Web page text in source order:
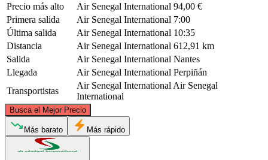
Precio más alto
Air Senegal International 94,00 €
Primera salida
Air Senegal International 7:00
Última salida
Air Senegal International 10:35
Distancia
Air Senegal International 612,91 km
Salida
Air Senegal International Nantes
Llegada
Air Senegal International Perpiñán
Transportistas
Air Senegal International Air Senegal
International
Busca el Mejor Precio
Nantes
Más barato Más rápido